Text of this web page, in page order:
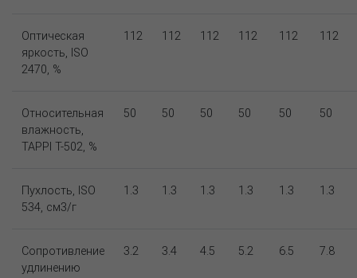
Оптическая
яркость, ISO
2470, %
112 112 112 112 112 112
Относительная
влажность,
TAPPI T-502, %
50 50 50 50 50 50
Пухлость, ISO
534, см3/г
1.3 1.3 1.3 1.3 1.3 1.3
Сопротивление
удлинению
3.2 3.4 4.5 5.2 6.5 7.8